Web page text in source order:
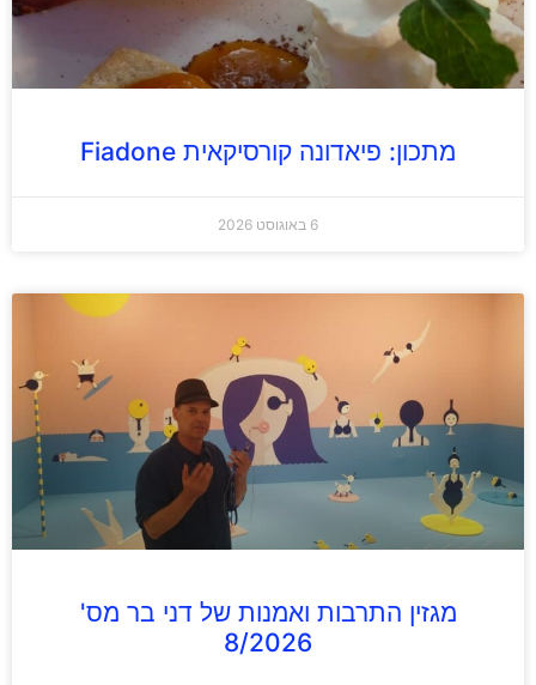
מתכון: פיאדונה קורסיקאית Fiadone
6 באוגוסט 2026
מגזין התרבות ואמנות של דני בר מס'
8/2026